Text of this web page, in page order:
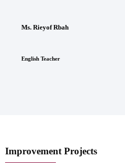
Ms. Rieyof Rbah
English Teacher
Improvement Projects